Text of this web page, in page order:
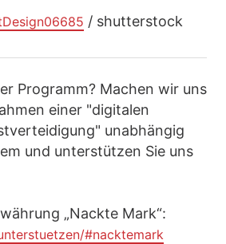
/ shutterstock
Programm? Machen wir uns
einer "digitalen
unabhängig
und unterstützen Sie uns
„Nackte Mark“:
#nacktemark